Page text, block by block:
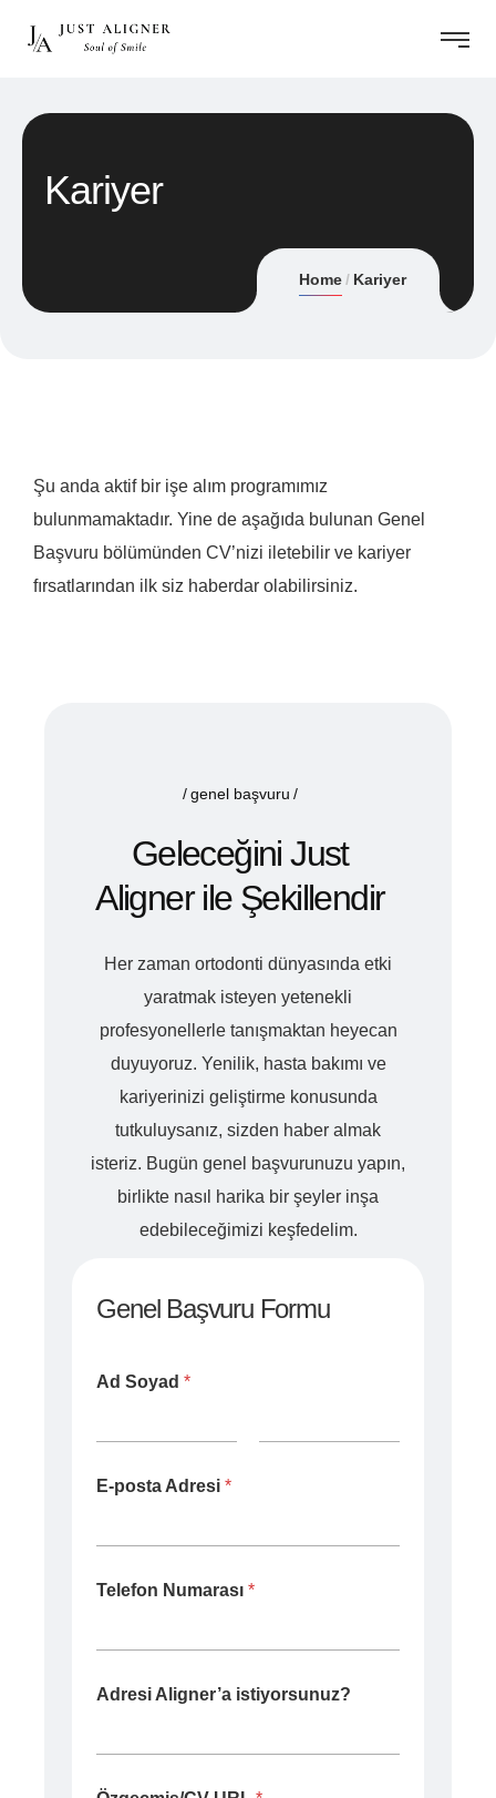
Kariyer
Home Kariyer
Şu anda aktif bir işe alım programımız
bulunmamaktadır. Yine de aşağıda bulunan Genel
Başvuru bölümünden CV’nizi iletebilir ve kariyer
fırsatlarından ilk siz haberdar olabilirsiniz.
genel başvuru
Geleceğini Just
Aligner ile Şekillendir
Her zaman ortodonti dünyasında etki
yaratmak isteyen yetenekli
profesyonellerle tanışmaktan heyecan
duyuyoruz. Yenilik, hasta bakımı ve
kariyerinizi geliştirme konusunda
tutkuluysanız, sizden haber almak
isteriz. Bugün genel başvurunuzu yapın,
birlikte nasıl harika bir şeyler inşa
edebileceğimizi keşfedelim.
Genel Başvuru Formu
Ad Soyad*
E-posta Adresi*
Telefon Numarası*
Adresi Aligner’a istiyorsunuz?